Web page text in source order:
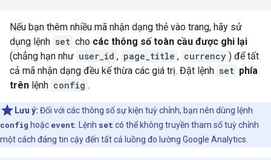
Nếu bạn thêm nhiều mã nhận dạng thẻ vào trang, hãy sử
dụng lệnh set cho các thông số toàn cầu được ghi lại
(chẳng hạn như user_id , page_title , currency ) để tất
cả mã nhận dạng đều kế thừa các giá trị. Đặt lệnh set phía
trên lệnh config .
Lưu ý: Đối với các thông số sự kiện tuỳ chỉnh, bạn nên dùng lệnh
config hoặc event . Lệnh set có thể không truyền tham số tuỳ chỉnh
một cách đáng tin cậy đến tất cả luồng đo lường Google Analytics.